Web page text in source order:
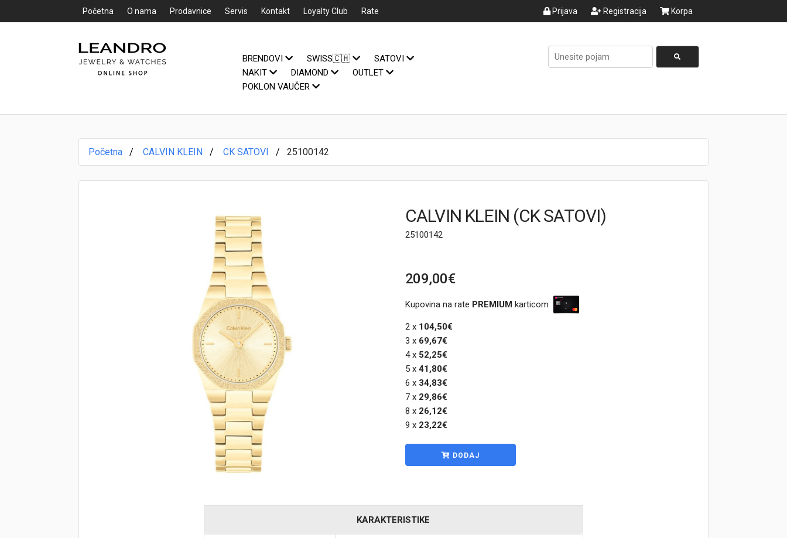
Početna
Servis
Kontakt
Početna O nama Prodavnice Servis Kontakt Loyalty Club Rate Prijava Registracija Korpa
BRENDOVI SWISS🇨🇭
SATOVI
NAKIT
DIAMOND
OUTLET
POKLON VAUČER
Početna CALVIN KLEIN CK SATOVI 25100142
CALVIN KLEIN (CK SATOVI)
25100142
209,00€
Kupovina na rate PREMIUMkarticom
2 x 104,50€
3 x 69,67€
4 x 52,25€
5 x 41,80€
6 x 34,83€
7 x 29,86€
8 x 26,12€
9 x 23,22€
DODAJ
KARAKTERISTIKE